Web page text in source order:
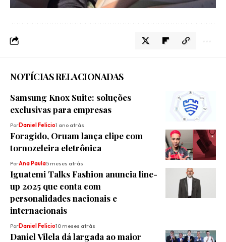
NOTÍCIAS RELACIONADAS
Samsung Knox Suite: soluções
exclusivas para empresas
PorDaniel Felicio1 ano atrás
Foragido, Oruam lança clipe com
tornozeleira eletrônica
PorAna Paula5 meses atrás
Iguatemi Talks Fashion anuncia line-
up 2025 que conta com
personalidades nacionais e
internacionais
PorDaniel Felicio10 meses atrás
Daniel Vilela dá largada ao maior